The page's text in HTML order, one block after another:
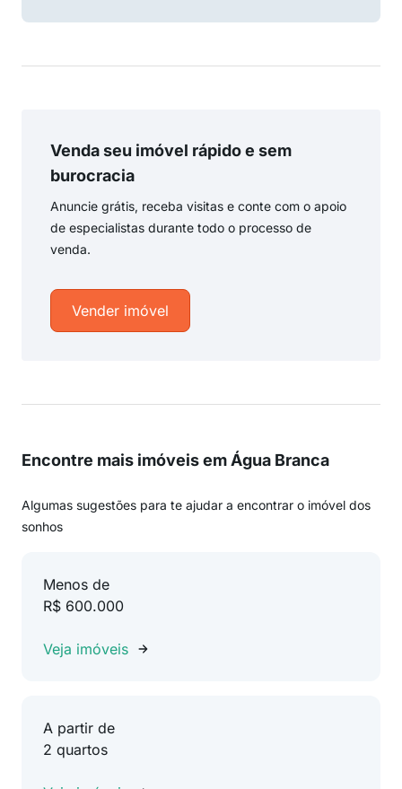
Venda seu imóvel rápido e sem
burocracia
Anuncie grátis, receba visitas e conte com o apoio
de especialistas durante todo o processo de
venda.
Vender imóvel
Encontre mais imóveis em Água Branca
Algumas sugestões para te ajudar a encontrar o imóvel dos
sonhos
Menos de
R$ 600.000
Veja imóveis
A partir de
2 quartos